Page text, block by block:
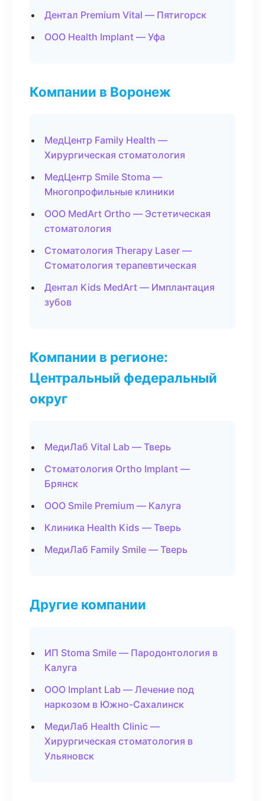
Дентал Premium Vital — Пятигорск
ООО Health Implant — Уфа
Компании в Воронеж
МедЦентр Family Health —
Хирургическая стоматология
МедЦентр Smile Stoma —
Многопрофильные клиники
ООО MedArt Ortho — Эстетическая
стоматология
Стоматология Therapy Laser —
Стоматология терапевтическая
Дентал Kids MedArt — Имплантация
зубов
Компании в регионе:
Центральный федеральный
округ
МедиЛаб Vital Lab — Тверь
Стоматология Ortho Implant —
Брянск
ООО Smile Premium — Калуга
Клиника Health Kids — Тверь
МедиЛаб Family Smile — Тверь
Другие компании
ИП Stoma Smile — Пародонтология в
Калуга
ООО Implant Lab — Лечение под
наркозом в Южно-Сахалинск
МедиЛаб Health Clinic —
Хирургическая стоматология в
Ульяновск